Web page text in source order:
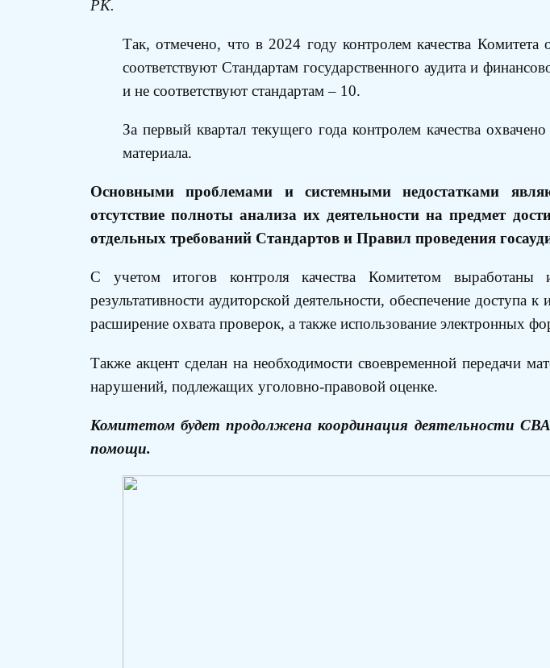
РК.
Так, отмечено, что в 2024 году контролем качества
соответствуют Стандартам государственного аудита и
и не соответствуют стандартам – 10.
За первый квартал текущего года контролем качества
материала.
Основными проблемами и системными недостатками
отсутствие полноты анализа их деятельности на предмет
отдельных требований Стандартов и Правил проведения
С учетом итогов контроля качества Комитетом
результативности аудиторской деятельности, обеспечение
расширение охвата проверок, а также использование электронных
Также акцент сделан на необходимости своевременной передачи
нарушений, подлежащих уголовно-правовой оценке.
Комитетом будет продолжена координация деятельности
помощи.